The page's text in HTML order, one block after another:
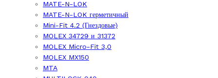
MATE-N-LOK
MATE-N-LOK герметичный
Mini-Fit 4.2 (Гнездовые)
MOLEX 34729 и 31372
MOLEX Micro-Fit 3,0
MOLEX MX150
MTA